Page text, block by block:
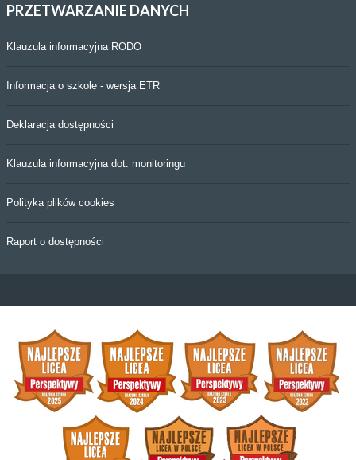
PRZETWARZANIE DANYCH
Klauzula informacyjna RODO
Informacja o szkole - wersja ETR
Deklaracja dostępności
Klauzula informacyjna dot. monitoringu
Polityka plików cookies
Raport o dostępności